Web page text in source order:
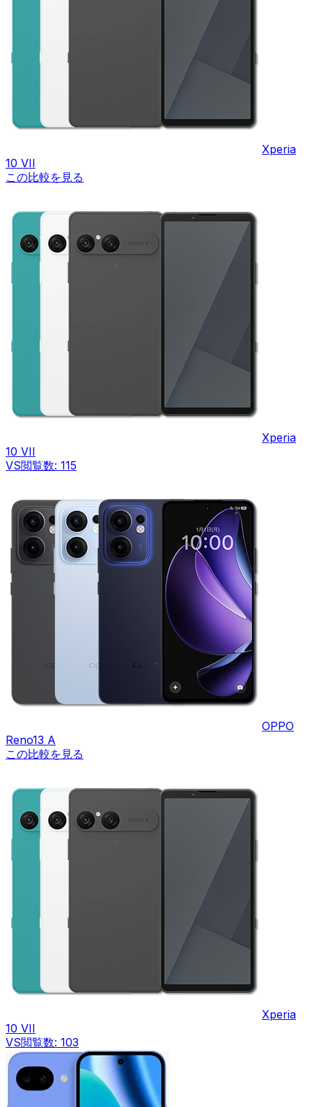
Xperia
10 VII
この比較を見る
Xperia
10 VII
VS閲覧数: 115
OPPO
Reno13 A
この比較を見る
Xperia
10 VII
VS閲覧数: 103